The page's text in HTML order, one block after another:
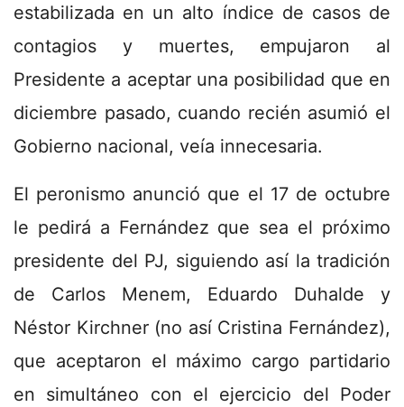
estabilizada en un alto índice de casos de
contagios y muertes, empujaron al
Presidente a aceptar una posibilidad que en
diciembre pasado, cuando recién asumió el
Gobierno nacional, veía innecesaria.
El peronismo anunció que el 17 de octubre
le pedirá a Fernández que sea el próximo
presidente del PJ, siguiendo así la tradición
de Carlos Menem, Eduardo Duhalde y
Néstor Kirchner (no así Cristina Fernández),
que aceptaron el máximo cargo partidario
en simultáneo con el ejercicio del Poder